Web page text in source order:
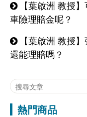
【葉啟洲 教授
車險理賠金呢？
【葉啟洲 教授
還能理賠嗎？
熱門商品